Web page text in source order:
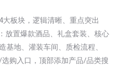
板块，逻辑清晰、重点突出
置爆款酒品、礼盒套装、核心
基地、灌装车间、质检流程、
购入口，顶部添加产品/品类搜